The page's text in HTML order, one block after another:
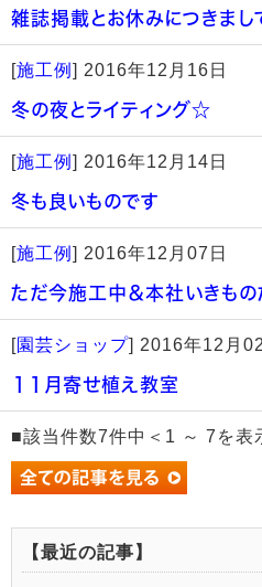
雑誌掲載とお休みにつきまし
[施工例 ] 2016年12月16日
冬の夜とライティング☆
[施工例 ] 2016年12月14日
冬も良いものです
[施工例 ] 2016年12月07日
ただ今施工中＆本社いきもの
[園芸ショップ] 2016年12月
１１月寄せ植え教室
■該当件数7件中＜1 ～ 7を
【最近の記事】